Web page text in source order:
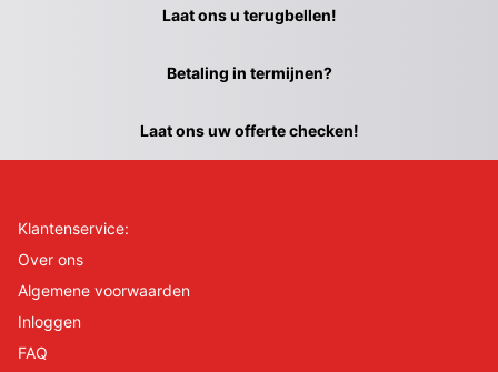
Laat ons u terugbellen!
Betaling in termijnen?
Laat ons uw offerte checken!
Klantenservice:
Over ons
Algemene voorwaarden
Inloggen
FAQ